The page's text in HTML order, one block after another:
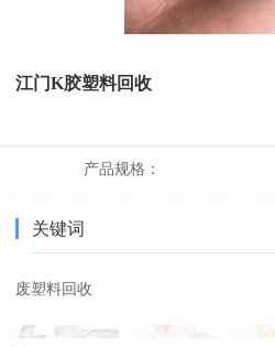
江门K胶塑料回收
产品规格：
关键词
废塑料回收